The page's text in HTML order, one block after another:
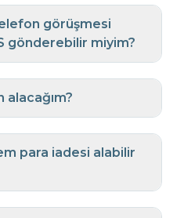
görüşmesi
gönderebilir miyim?
alacağım?
para iadesi alabilir